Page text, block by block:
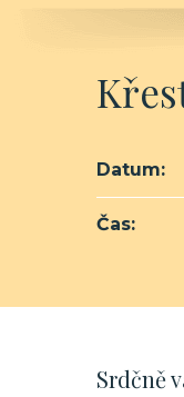
Datum:
Čas:
Srdčně